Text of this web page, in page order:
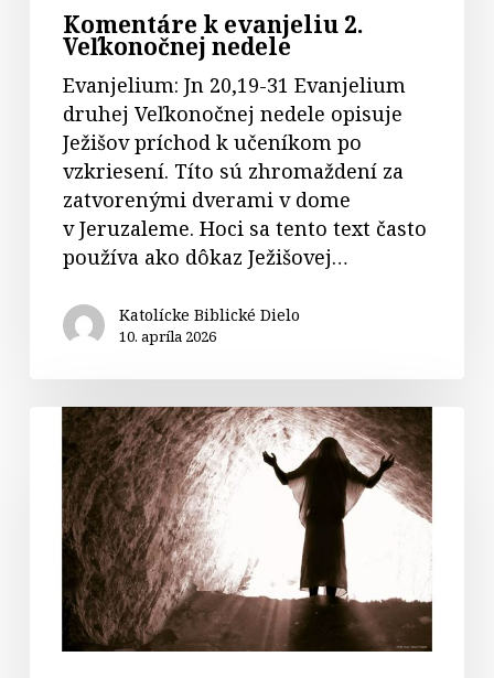
Komentáre k evanjeliu 2.
Veľkonočnej nedele
Evanjelium: Jn 20,19-31 Evanjelium
druhej Veľkonočnej nedele opisuje
Ježišov príchod k učeníkom po
vzkriesení. Títo sú zhromaždení za
zatvorenými dverami v dome
v Jeruzaleme. Hoci sa tento text často
používa ako dôkaz Ježišovej…
Katolícke Biblické Dielo
10. apríla 2026
Komentáre
k biblickým
čítaniam
Veľkonočný
pondelok